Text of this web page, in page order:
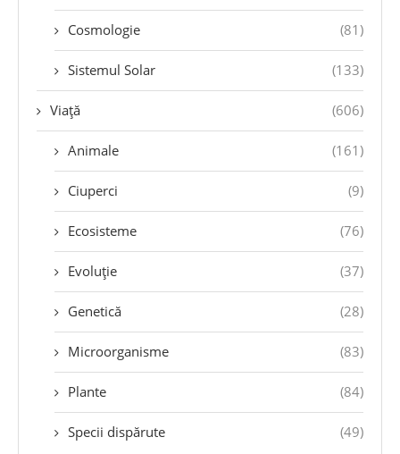
Cosmologie (81)
Sistemul Solar (133)
Viață (606)
Animale (161)
Ciuperci (9)
Ecosisteme (76)
Evoluție (37)
Genetică (28)
Microorganisme (83)
Plante (84)
Specii dispărute (49)